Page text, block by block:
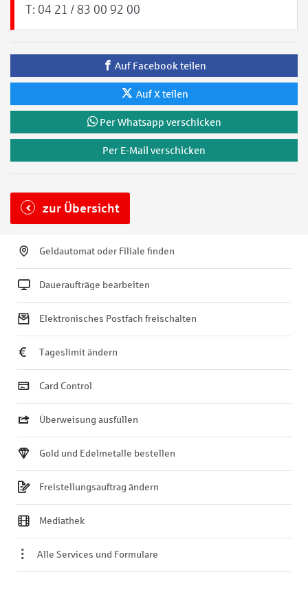
T: 04 21 / 83 00 92 00
Auf Facebook teilen
Auf X teilen
Per Whatsapp verschicken
Per E-Mail verschicken
zur Übersicht
Geldautomat oder Filiale finden
Daueraufträge bearbeiten
Elektronisches Postfach freischalten
Tageslimit ändern
Card Control
Überweisung ausfüllen
Gold und Edelmetalle bestellen
Freistellungsauftrag ändern
Mediathek
Alle Services und Formulare